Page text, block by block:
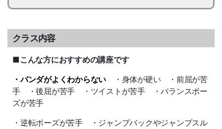
クラス内容
■こんな方におすすめの講座です
・バンダがよくわからない
・身体が硬い ・前屈が苦
手 ・後屈が苦手 ・ツイストが苦手 ・バランスポー
ズが苦手
・逆転ポーズが苦手 ・ジャンプバックやジャンプスル